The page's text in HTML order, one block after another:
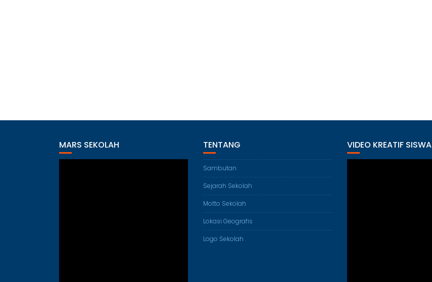
MARS SEKOLAH TENTANG
Sambutan
Sejarah Sekolah
Motto Sekolah
Lokasi Geografis
Logo Sekolah
VIDEO KREATIF SISWA